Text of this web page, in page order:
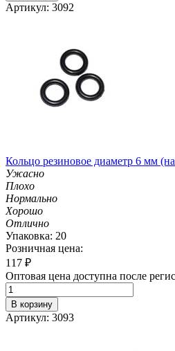
Артикул: 3092
Кольцо резиновое диаметр 6 мм
Ужасно
Плохо
Нормально
Хорошо
Отлично
Упаковка: 20
Розничная цена:
117 ₽
Оптовая цена доступна после
В корзину
Артикул: 3093